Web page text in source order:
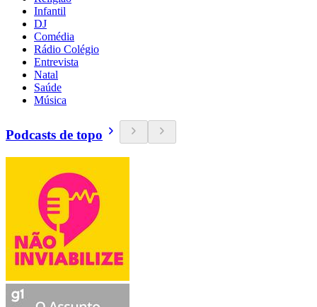
Infantil
DJ
Comédia
Rádio Colégio
Entrevista
Natal
Saúde
Música
Podcasts de topo